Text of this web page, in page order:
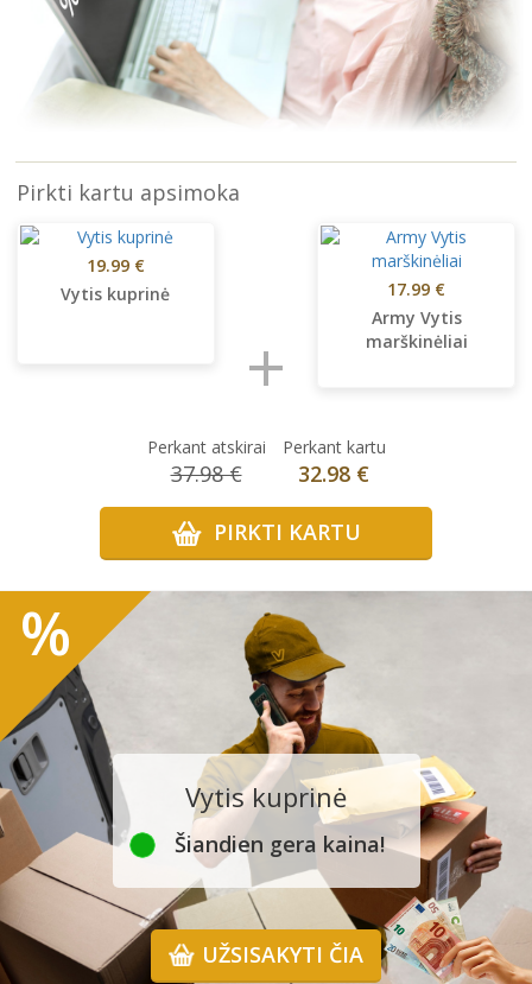
Pirkti kartu apsimoka
19.99 €
Vytis kuprinė
+
17.99 €
Army Vytis
marškinėliai
Perkant atskirai
37.98 €
Perkant kartu
32.98 €
PIRKTI KARTU
Vytis kuprinė
Šiandien gera kaina!
UŽSISAKYTI ČIA
%